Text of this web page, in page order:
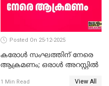
Posted On 25-12-2025
കരോള്‍ സംഘത്തിന് നേരെ
ആക്രമണം; ഒരാള്‍ അറസ്റ്റില്‍
1 Min Read View All